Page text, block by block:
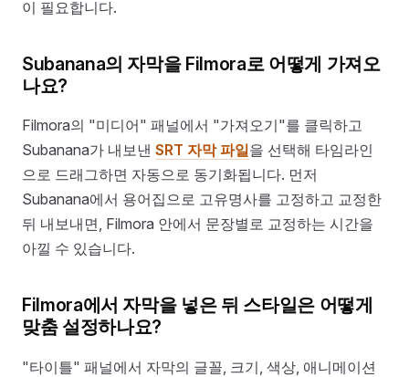
이 필요합니다.
Subanana의 자막을 Filmora로 어떻게 가져오
나요?
Filmora의 "미디어" 패널에서 "가져오기"를 클릭하고
Subanana가 내보낸 SRT 자막 파일을 선택해 타임라인
으로 드래그하면 자동으로 동기화됩니다. 먼저
Subanana에서 용어집으로 고유명사를 고정하고 교정한
뒤 내보내면, Filmora 안에서 문장별로 교정하는 시간을
아낄 수 있습니다.
Filmora에서 자막을 넣은 뒤 스타일은 어떻게
맞춤 설정하나요?
"타이틀" 패널에서 자막의 글꼴, 크기, 색상, 애니메이션